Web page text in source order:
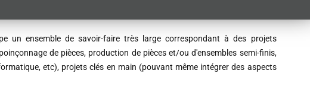
un ensemble de savoir-faire très large correspondant à des projets
de pièces, production de pièces et/ou d'ensembles semi-finis,
etc), projets clés en main (pouvant même intégrer des aspects